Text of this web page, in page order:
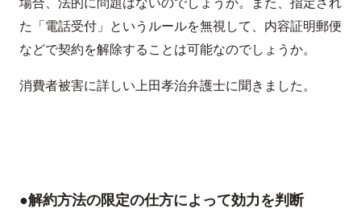
た「電話受付」というルールを無視して、内容証明郵便
などで契約を解除することは可能なのでしょうか。
消費者被害に詳しい上田孝治弁護士に聞きました。
●解約方法の限定の仕方によって効力を判断